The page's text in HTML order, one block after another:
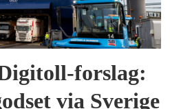
forslag:
via Sverige